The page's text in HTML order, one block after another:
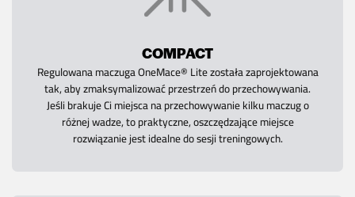
COMPACT
Regulowana maczuga OneMace® Lite została zaprojektowana
tak, aby zmaksymalizować przestrzeń do przechowywania.
Jeśli brakuje Ci miejsca na przechowywanie kilku maczug o
różnej wadze, to praktyczne, oszczędzające miejsce
rozwiązanie jest idealne do sesji treningowych.